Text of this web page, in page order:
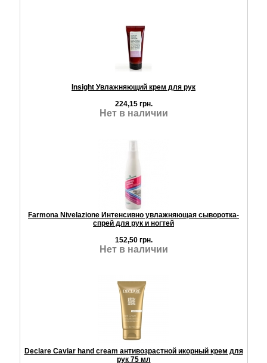
Insight Увлажняющий крем для рук
224,15 грн.
Нет в наличии
Farmona Nivelazione Интенсивно увлажняющая сыворотка-
спрей для рук и ногтей
152,50 грн.
Нет в наличии
Declare Caviar hand cream антивозрастной икорный крем для
рук 75 мл